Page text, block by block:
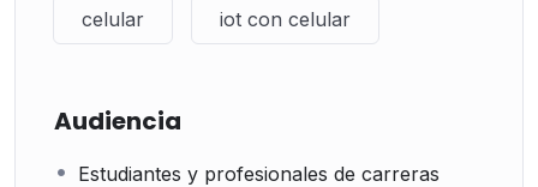
celular iot con celular
Audiencia
Estudiantes y profesionales de carreras